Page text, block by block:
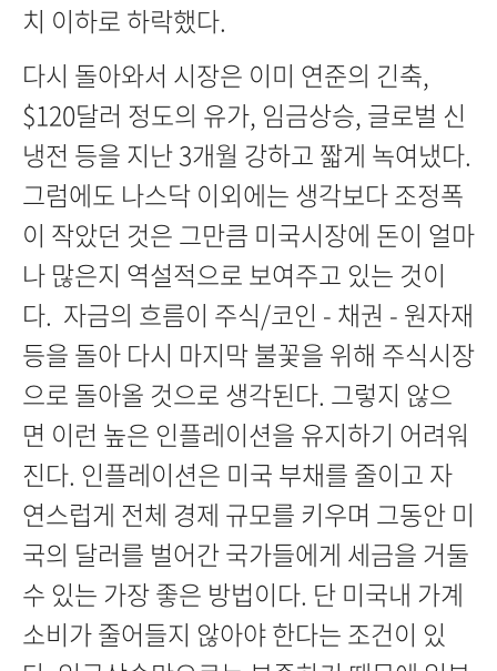
치 이하로 하락했다.
다시 돌아와서 시장은 이미 연준의 긴축,
$120달러 정도의 유가, 임금상승, 글로벌 신
냉전 등을 지난 3개월 강하고 짧게 녹여냈다.
그럼에도 나스닥 이외에는 생각보다 조정폭
이 작았던 것은 그만큼 미국시장에 돈이 얼마
나 많은지 역설적으로 보여주고 있는 것이
다. 자금의 흐름이 주식/코인 - 채권 - 원자재
등을 돌아 다시 마지막 불꽃을 위해 주식시장
으로 돌아올 것으로 생각된다. 그렇지 않으
면 이런 높은 인플레이션을 유지하기 어려워
진다. 인플레이션은 미국 부채를 줄이고 자
연스럽게 전체 경제 규모를 키우며 그동안 미
국의 달러를 벌어간 국가들에게 세금을 거둘
수 있는 가장 좋은 방법이다. 단 미국내 가계
소비가 줄어들지 않아야 한다는 조건이 있